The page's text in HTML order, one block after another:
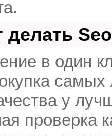
делать
в один
у
проверка